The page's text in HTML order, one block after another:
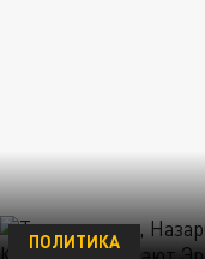
ПОЛИТИКА